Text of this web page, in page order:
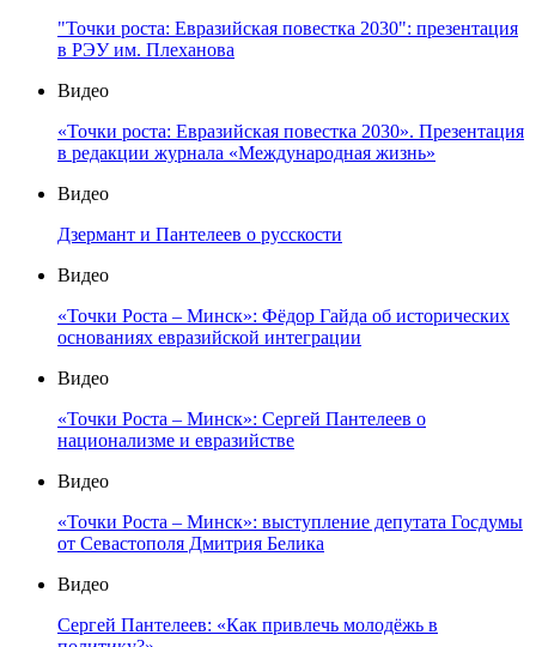
"Точки роста: Евразийская повестка 2030": презентация
в РЭУ им. Плеханова
Видео
«Точки роста: Евразийская повестка 2030». Презентация
в редакции журнала «Международная жизнь»
Видео
Дзермант и Пантелеев о русскости
Видео
«Точки Роста – Минск»: Фёдор Гайда об исторических
основаниях евразийской интеграции
Видео
«Точки Роста – Минск»: Сергей Пантелеев о
национализме и евразийстве
Видео
«Точки Роста – Минск»: выступление депутата Госдумы
от Севастополя Дмитрия Белика
Видео
Сергей Пантелеев: «Как привлечь молодёжь в